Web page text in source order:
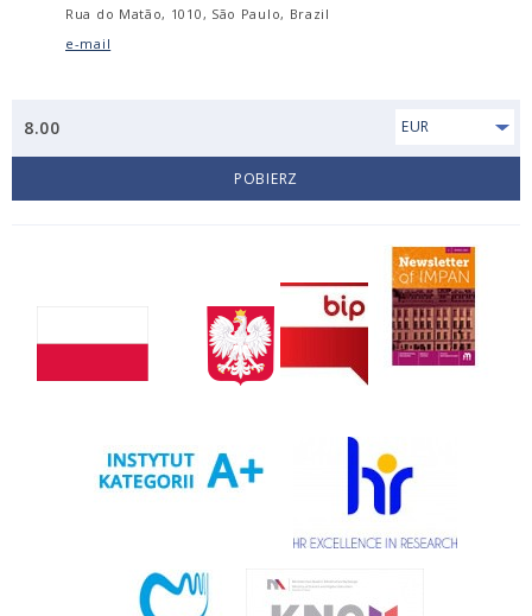
Rua do Matão, 1010, São Paulo, Brazil
e-mail
8.00 EUR
POBIERZ